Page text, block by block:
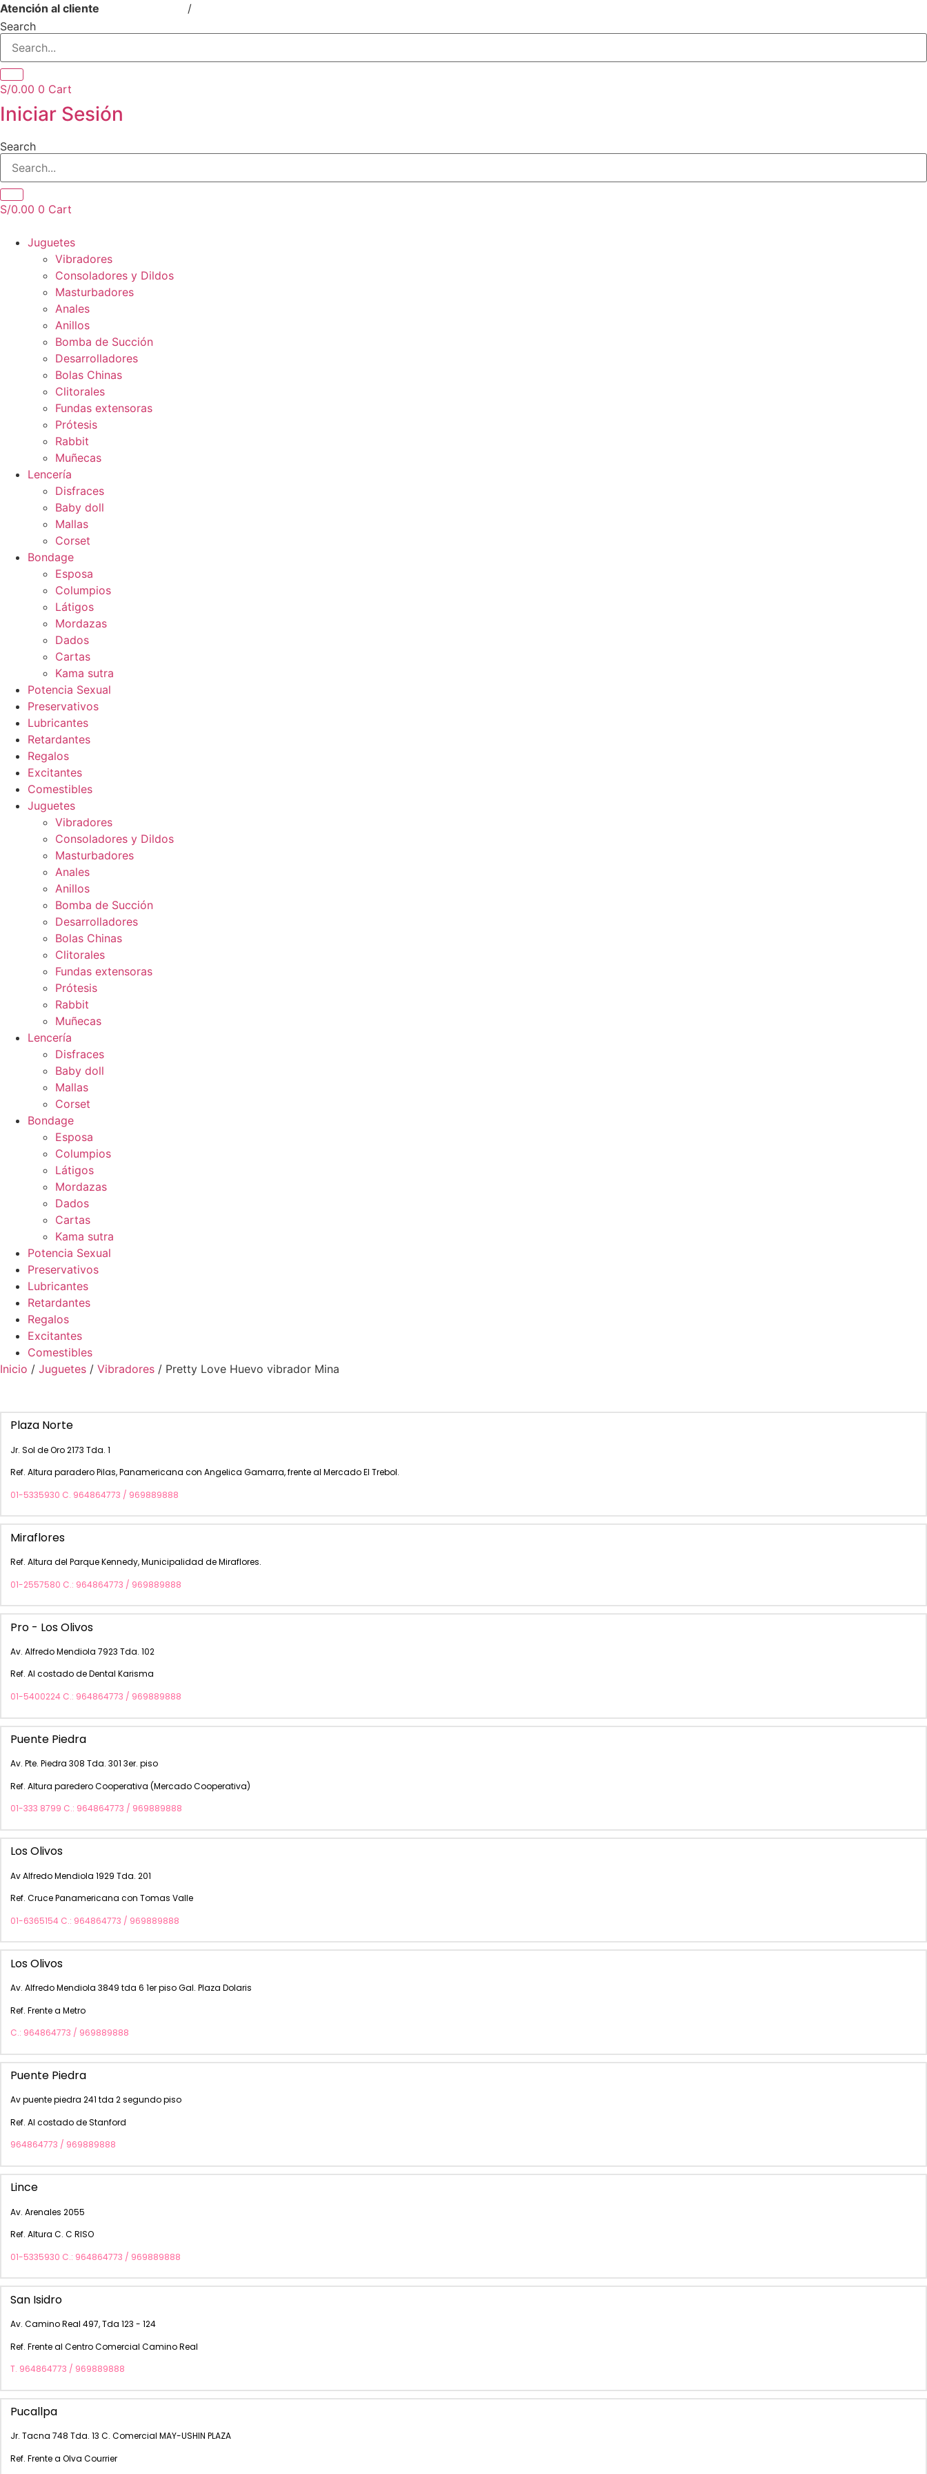
Ir
al
contenido
Atención al cliente /
Search
S/0.00 0 Cart
Iniciar Sesión
Search
S/0.00 0 Cart
Juguetes
Vibradores
Consoladores y Dildos
Masturbadores
Anales
Anillos
Bomba de Succión
Desarrolladores
Bolas Chinas
Clitorales
Fundas extensoras
Prótesis
Rabbit
Muñecas
Lencería
Disfraces
Baby doll
Mallas
Corset
Bondage
Esposa
Columpios
Látigos
Mordazas
Dados
Cartas
Kama sutra
Potencia Sexual
Preservativos
Lubricantes
Retardantes
Regalos
Excitantes
Comestibles
Juguetes
Vibradores
Consoladores y Dildos
Masturbadores
Anales
Anillos
Bomba de Succión
Desarrolladores
Bolas Chinas
Clitorales
Fundas extensoras
Prótesis
Rabbit
Muñecas
Lencería
Disfraces
Baby doll
Mallas
Corset
Bondage
Esposa
Columpios
Látigos
Mordazas
Dados
Cartas
Kama sutra
Potencia Sexual
Preservativos
Lubricantes
Retardantes
Regalos
Excitantes
Comestibles
Inicio / Juguetes / Vibradores / Pretty Love Huevo vibrador Mina
Plaza Norte
Jr. Sol de Oro 2173 Tda. 1
Ref. Altura paradero Pilas, Panamericana con Angelica Gamarra, frente al Mercado El Trebol.
01-5335930 C. 964864773 / 969889888
Miraflores
Ref. Altura del Parque Kennedy, Municipalidad de Miraflores.
01-2557580 C.: 964864773 / 969889888
Pro - Los Olivos
Av. Alfredo Mendiola 7923 Tda. 102
Ref. Al costado de Dental Karisma
01-5400224 C.: 964864773 / 969889888
Puente Piedra
Av. Pte. Piedra 308 Tda. 301 3er. piso
Ref. Altura paredero Cooperativa (Mercado Cooperativa)
01-333 8799 C.: 964864773 / 969889888
Los Olivos
Av Alfredo Mendiola 1929 Tda. 201
Ref. Cruce Panamericana con Tomas Valle
01-6365154 C.: 964864773 / 969889888
Los Olivos
Av. Alfredo Mendiola 3849 tda 6 1er piso Gal. Plaza Dolaris
Ref. Frente a Metro
C.: 964864773 / 969889888
Puente Piedra
Av puente piedra 241 tda 2 segundo piso
Ref. Al costado de Stanford
964864773 / 969889888
Lince
Av. Arenales 2055
Ref. Altura C. C RISO
01-5335930 C.: 964864773 / 969889888
San Isidro
Av. Camino Real 497, Tda 123 - 124
Ref. Frente al Centro Comercial Camino Real
T. 964864773 / 969889888
Pucallpa
Jr. Tacna 748 Tda. 13 C. Comercial MAY-USHIN PLAZA
Ref. Frente a Olva Courrier